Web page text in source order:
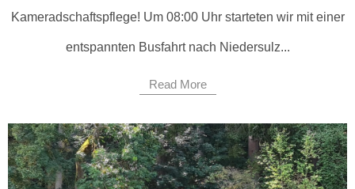
Kameradschaftspflege! Um 08:00 Uhr starteten wir mit einer
entspannten Busfahrt nach Niedersulz...
Read More